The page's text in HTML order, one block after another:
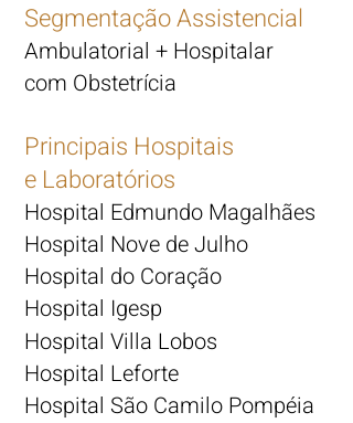
Segmentação Assistencial
Ambulatorial + Hospitalar
com Obstetrícia
Principais Hospitais
e Laboratórios
Hospital Edmundo Magalhães
Hospital Nove de Julho
Hospital do Coração
Hospital Igesp
Hospital Villa Lobos
Hospital Leforte
Hospital São Camilo Pompéia